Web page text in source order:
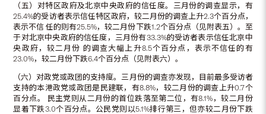
（五）对特区政府及北京中央政府的信任度。三月份的调查显示，有
25.4%的受访者表示信任特区政府，较二月份的调查上升2.3个百分点，
表示不信 任的则有25.5%，较二月份下跌1.2个百分点（见附表五）。至
于对北京中央政府的信任度，三月份有33.3%的受访者表示信任北京中
央政府，较二月份 的调查大幅上升8.5个百分点，表示不信任的有
23.0%，较二月份下跌6.4个百分点（见附表六）。
（六）对政党或政团的支持度。三月份的调查亦发现，目前最多受访者
支持的本港政党或政团是民建联，有8.8%，较二月份的调查上升0.7个
百分点。 民主党则从二月份的首位跌落至第二位，有8.1%，较二月份
显着下跌3.0个百分点。公民党则以5.1%排行第三，但亦较二月份下跌